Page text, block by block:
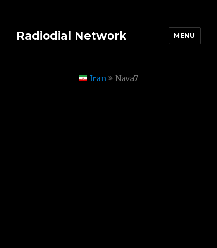
Radiodial Network MENU
Iran Nava7